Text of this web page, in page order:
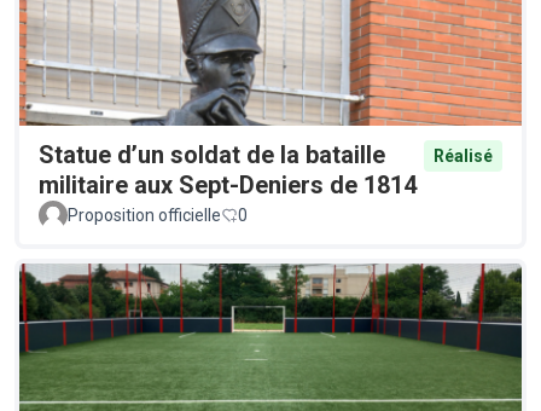
Statue d’un soldat de la bataille
militaire aux Sept-Deniers de 1814
Réalisé
Proposition officielle 0